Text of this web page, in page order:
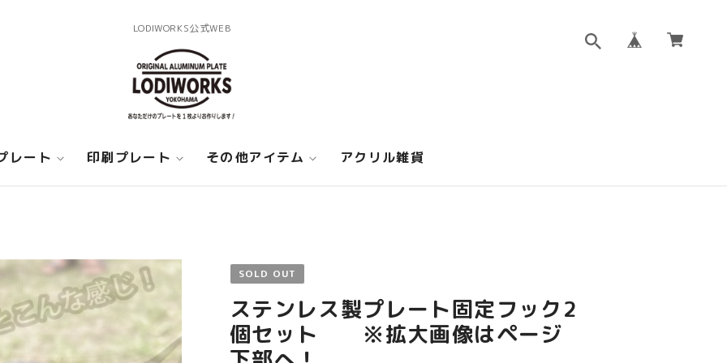
LODIWORKS公式WEB
レート 印刷プレート その他アイテム アクリル雑貨
SOLD OUT
ステンレス製プレート固定フック2
個セット ※拡大画像はページ